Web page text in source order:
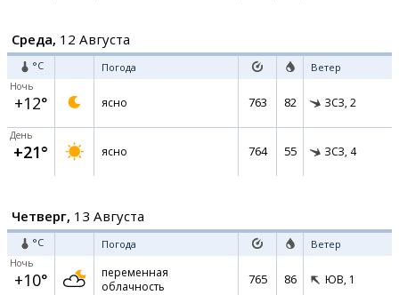
Среда, 12 Августа
°C Погода Ветер
Ночь
+12° ясно 763 82 ЗСЗ, 2
День
+21° ясно 764 55 ЗСЗ, 4
Четверг, 13 Августа
°C Погода Ветер
Ночь
+10°
переменная
облачность
765 86 ЮВ, 1